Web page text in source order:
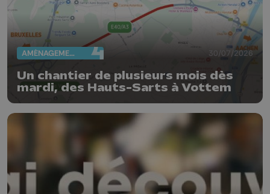
AMÉNAGEMENT DU TERRITOIRE 30/07/2026
Un chantier de plusieurs mois dès
mardi, des Hauts-Sarts à Vottem